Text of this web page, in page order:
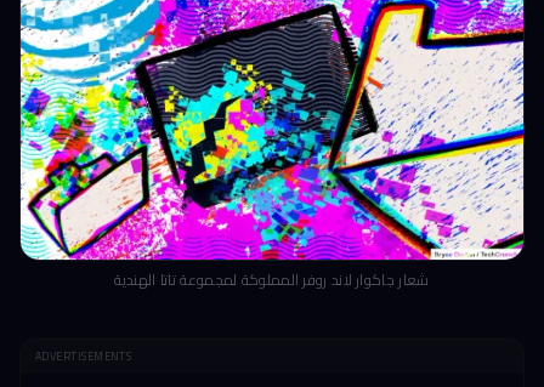
شعار جاكوار لاند روفر المملوكة لمجموعة تاتا الهندية
ADVERTISEMENTS